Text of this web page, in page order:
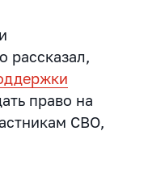
рассказал,
право на
СВО,